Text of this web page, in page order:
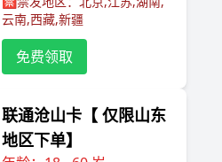
云南,西藏,新疆
免费领取
联通沧山卡【 仅限山东
地区下单】